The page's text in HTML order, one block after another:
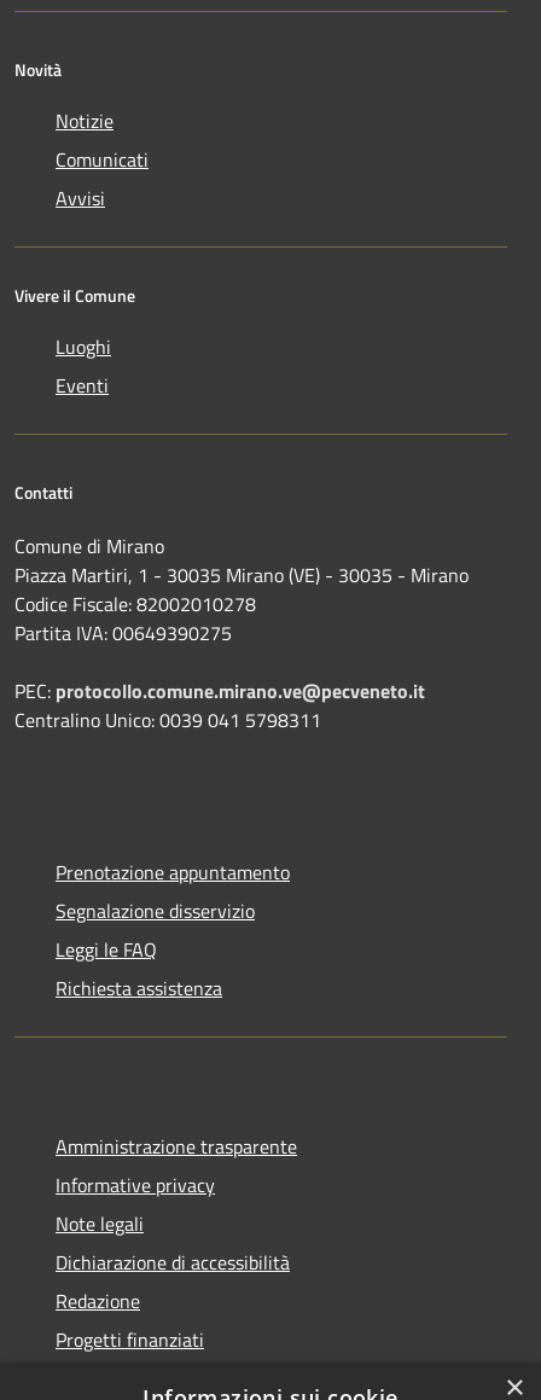
Novità
Notizie
Comunicati
Avvisi
Vivere il Comune
Luoghi
Eventi
Contatti
Comune di Mirano
Piazza Martiri, 1 - 30035 Mirano (VE) - 30035 - Mirano
Codice Fiscale: 82002010278
Partita IVA: 00649390275
PEC: protocollo.comune.mirano.ve@pecveneto.it
Centralino Unico: 0039 041 5798311
Prenotazione appuntamento
Segnalazione disservizio
Leggi le FAQ
Richiesta assistenza
Amministrazione trasparente
Informative privacy
Note legali
Dichiarazione di accessibilità
Redazione
Progetti finanziati
×